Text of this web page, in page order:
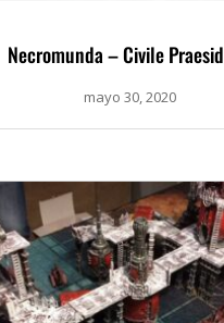
Necromunda – Civile
mayo 30, 2020